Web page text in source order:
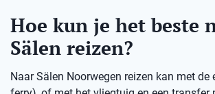
Hoe kun je het beste
Sälen reizen?
Naar Sälen Noorwegen reizen kan met de